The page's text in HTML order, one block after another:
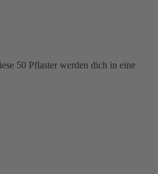
50 Pflaster werden dich in eine